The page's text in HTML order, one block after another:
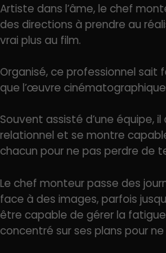
Artiste dans l’âme, le chef
des directions à prendre au
vrai plus au film.
Organisé, ce professionnel sait
que l’œuvre
Souvent assisté d’une équipe, il
relationnel et se montre
chacun pour ne pas perdre de
Le chef monteur passe des
face à des images, parfois
être capable de gérer la
concentré sur ses plans pour